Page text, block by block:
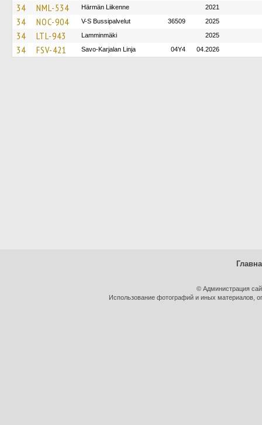
34 NML-534 Härmän Liikenne 2021
34 NOC-904 V-S Bussipalvelut 36509 2025
34 LTL-943 Lamminmäki 2025
34 FSV-421 Savo-Karjalan Linja 04Y4 04.2026
© Администрация
Использование фотографий и иных материалов,